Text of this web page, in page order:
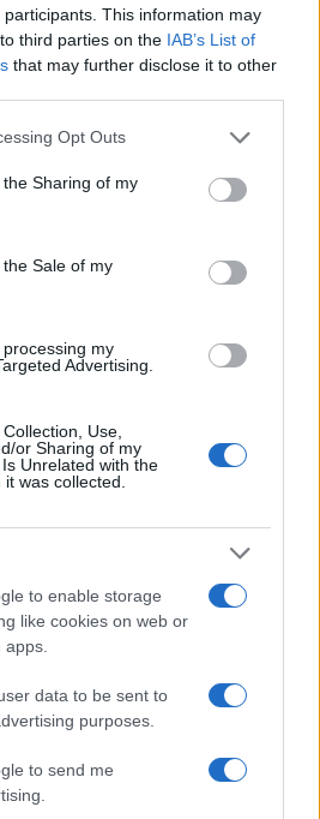
participants. This information may
third parties on the IAB’s List of
that may further disclose it to other
app uses one or more Google
usage behaviour. You may click to
Google and its third-party tags to
purposes in below Google
Opt Outs
Sharing of my
Sale of my
my
Advertising.
Use,
or Sharing of my
Unrelated with the
was collected.
to enable storage
like cookies on web or
data to be sent to
purposes.
to send me
έως 5 δισ. σε μικρομεσαίες
σύμβουλος της ΔΕΗ για την
είσοδο στην πολωνική
αγορά ενέργειας
δολάρια στην KG Mobility